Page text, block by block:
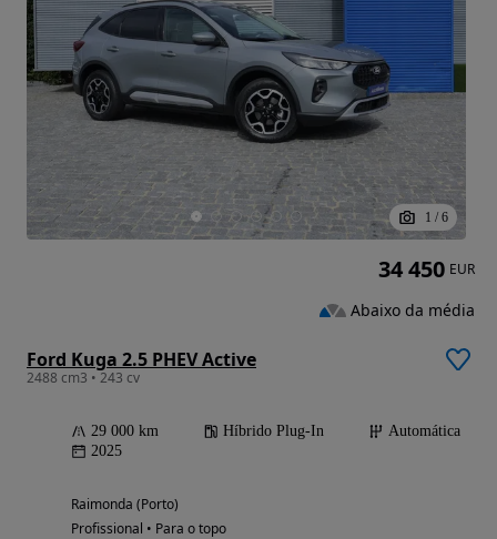
1 / 6
Ford Kuga 2.5 PHEV Active
2488 cm3 • 243 cv
29 000 km Híbrido Plug-In
Automática
2025
Raimonda (Porto)
Profissional • Para o topo
34 450 EUR
Abaixo da média